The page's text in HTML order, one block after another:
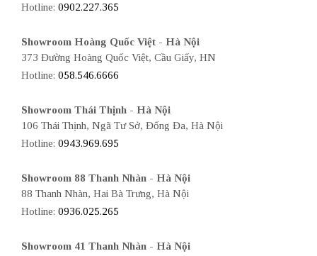
Hotline: 0902.227.365
Showroom Hoàng Quốc Việt - Hà Nội
373 Đường Hoàng Quốc Việt, Cầu Giấy, HN
Hotline: 058.546.6666
Showroom Thái Thịnh - Hà Nội
106 Thái Thịnh, Ngã Tư Sở, Đống Đa, Hà Nội
Hotline: 0943.969.695
Showroom 88 Thanh Nhàn - Hà Nội
88 Thanh Nhàn, Hai Bà Trưng, Hà Nội
Hotline: 0936.025.265
Showroom 41 Thanh Nhàn - Hà Nội